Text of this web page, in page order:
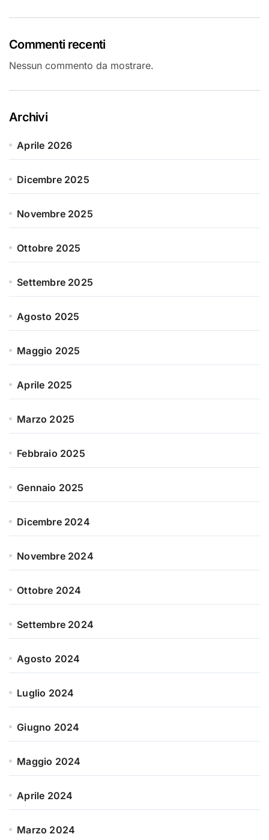
Commenti recenti
Nessun commento da mostrare.
Archivi
Aprile 2026
Dicembre 2025
Novembre 2025
Ottobre 2025
Settembre 2025
Agosto 2025
Maggio 2025
Aprile 2025
Marzo 2025
Febbraio 2025
Gennaio 2025
Dicembre 2024
Novembre 2024
Ottobre 2024
Settembre 2024
Agosto 2024
Luglio 2024
Giugno 2024
Maggio 2024
Aprile 2024
Marzo 2024